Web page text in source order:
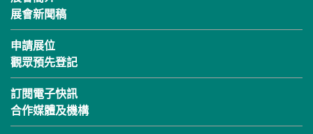
展會新聞稿
申請展位
觀眾預先登記
訂閱電子快訊
合作媒體及機構